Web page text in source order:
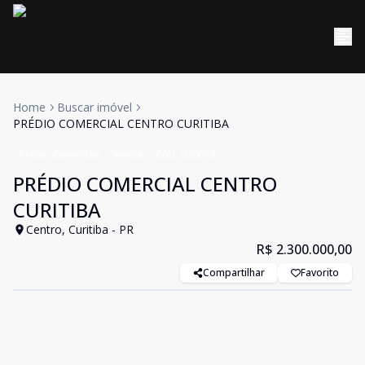
Home
Buscar imóvel
PRÉDIO COMERCIAL CENTRO CURITIBA
PRÉDIO COMERCIAL CENTRO
CURITIBA
Centro, Curitiba - PR
R$ 2.300.000,00
Compartilhar Favorito